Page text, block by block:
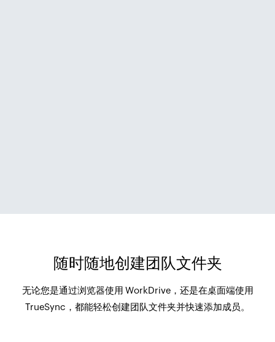
随时随地创建团队文件夹
无论您是通过浏览器使用 WorkDrive，还是在桌面端使用
TrueSync，都能轻松创建团队文件夹并快速添加成员。